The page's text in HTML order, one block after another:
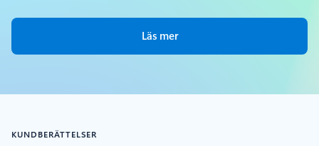
Läs mer
KUNDBERÄTTELSER